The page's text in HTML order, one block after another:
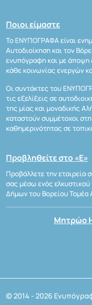
Ποιοι είμαστε
Το ΕΝΥΠΟΓΡΑΦΑ είναι
Αυτοδιοίκηση και τον
ενυπόγραφη και με άποψη
κάθε κοινωνίας ενεργών
Οι συντάκτες του
τις εξελίξεις σε
της μίας και μοναδικής
καταστούν συμμέτοχοι
καθημερινότητας σε
Προβληθείτε στο «Ε»
Προβάλλετε την εταιρεία
σας μέσω ενός
Δήμων του Βορείου Τομέα
Μητρώο
© 2014 - 2026